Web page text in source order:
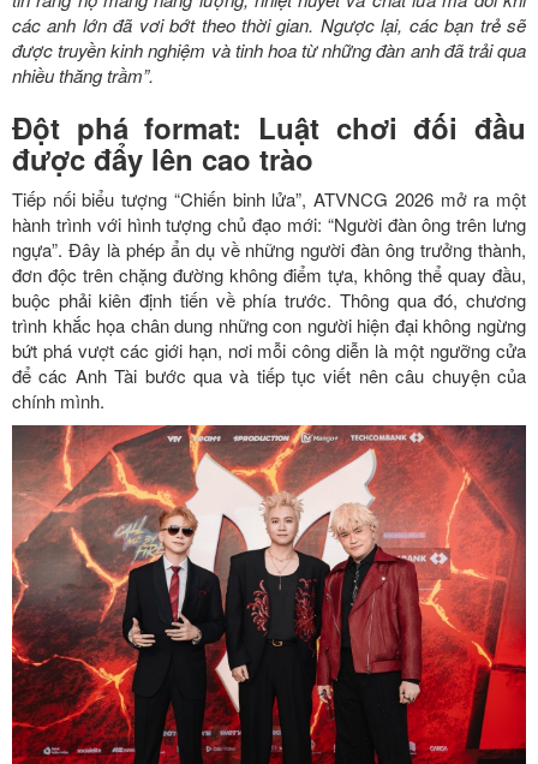
các anh lớn đã vơi bớt theo thời gian. Ngược lại, các bạn trẻ sẽ
được truyền kinh nghiệm và tinh hoa từ những đàn anh đã trải qua
nhiều thăng trầm”.
Đột phá format: Luật chơi đối đầu
được đẩy lên cao trào
Tiếp nối biểu tượng “Chiến binh lửa”, ATVNCG 2026 mở ra một
hành trình với hình tượng chủ đạo mới: “Người đàn ông trên lưng
ngựa”. Đây là phép ẩn dụ về những người đàn ông trưởng thành,
đơn độc trên chặng đường không điểm tựa, không thể quay đầu,
buộc phải kiên định tiến về phía trước. Thông qua đó, chương
trình khắc họa chân dung những con người hiện đại không ngừng
bứt phá vượt các giới hạn, nơi mỗi công diễn là một ngưỡng cửa
để các Anh Tài bước qua và tiếp tục viết nên câu chuyện của
chính mình.